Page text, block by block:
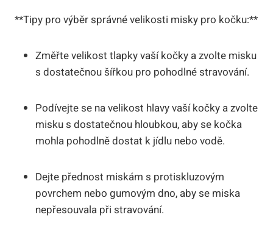
**Tipy pro výběr správné velikosti misky pro kočku:**
Změřte velikost tlapky vaší kočky a zvolte misku
s dostatečnou šířkou pro pohodlné stravování.
Podívejte se na velikost hlavy vaší kočky a zvolte
misku s dostatečnou hloubkou, aby se kočka
mohla pohodlně dostat k jídlu nebo vodě.
Dejte přednost miskám s protiskluzovým
povrchem nebo gumovým dno, aby se miska
nepřesouvala při stravování.